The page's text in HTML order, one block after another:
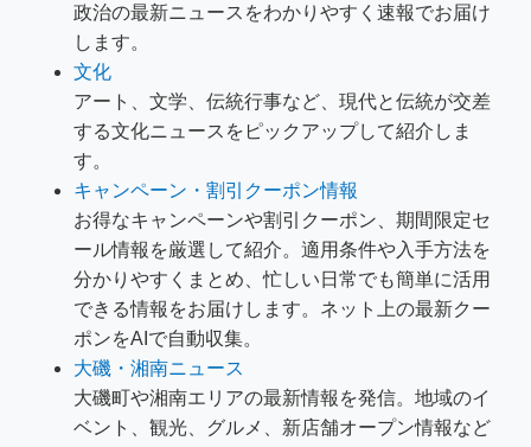
政治の最新ニュースをわかりやすく速報でお届け
します。
文化
アート、文学、伝統行事など、現代と伝統が交差
する文化ニュースをピックアップして紹介しま
す。
キャンペーン・割引クーポン情報
お得なキャンペーンや割引クーポン、期間限定セ
ール情報を厳選して紹介。適用条件や入手方法を
分かりやすくまとめ、忙しい日常でも簡単に活用
できる情報をお届けします。ネット上の最新クー
ポンをAIで自動収集。
大磯・湘南ニュース
大磯町や湘南エリアの最新情報を発信。地域のイ
ベント、観光、グルメ、新店舗オープン情報など